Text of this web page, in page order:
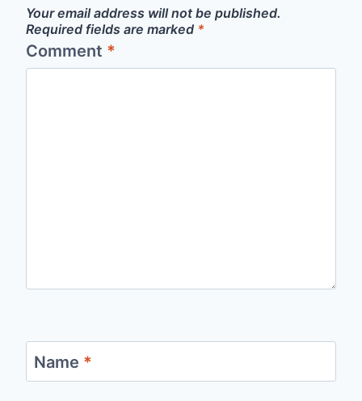
Your email address will not be published.
Required fields are marked *
Comment *
Name *